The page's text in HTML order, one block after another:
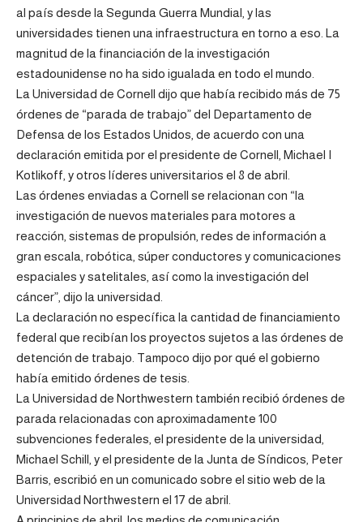
al país desde la Segunda Guerra Mundial, y las
universidades tienen una infraestructura en torno a eso. La
magnitud de la financiación de la investigación
estadounidense no ha sido igualada en todo el mundo.
La Universidad de Cornell dijo que había recibido más de 75
órdenes de “parada de trabajo” del Departamento de
Defensa de los Estados Unidos, de acuerdo con una
declaración emitida por el presidente de Cornell, Michael I
Kotlikoff, y otros líderes universitarios el 8 de abril.
Las órdenes enviadas a Cornell se relacionan con “la
investigación de nuevos materiales para motores a
reacción, sistemas de propulsión, redes de información a
gran escala, robótica, súper conductores y comunicaciones
espaciales y satelitales, así como la investigación del
cáncer”, dijo la universidad.
La declaración no específica la cantidad de financiamiento
federal que recibían los proyectos sujetos a las órdenes de
detención de trabajo. Tampoco dijo por qué el gobierno
había emitido órdenes de tesis.
La Universidad de Northwestern también recibió órdenes de
parada relacionadas con aproximadamente 100
subvenciones federales, el presidente de la universidad,
Michael Schill, y el presidente de la Junta de Síndicos, Peter
Barris, escribió en un comunicado sobre el sitio web de la
Universidad Northwestern el 17 de abril.